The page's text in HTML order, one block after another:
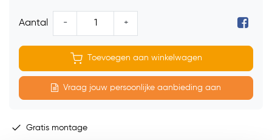
Aantal - +
Toevoegen aan winkelwagen
Vraag jouw persoonlijke aanbieding aan
Gratis montage